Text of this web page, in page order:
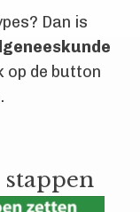
Dan is
op de button